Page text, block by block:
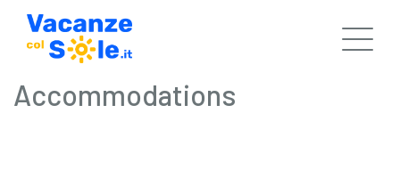
Accommodations